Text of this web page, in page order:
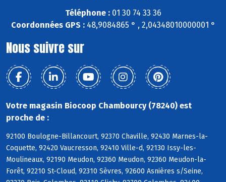
Téléphone :01 30 74 33 36
Coordonnées GPS :48,9084865 ° , 2,04348010000001 °
Nous suivre sur
Votre magasin Biocoop Chambourcy (78240) est
proche de :
92100 Boulogne-Billancourt, 92370 Chaville, 92430 Marnes-la-
Coquette, 92420 Vaucresson, 92410 Ville-d, 92130 Issy-les-
Moulineaux, 92190 Meudon, 92360 Meudon, 92360 Meudon-la-
Forêt, 92210 St-Cloud, 92310 Sèvres, 92600 Asnières s/Seine,